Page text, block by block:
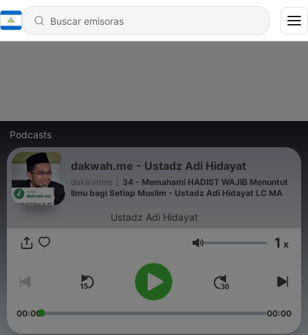
Podcasts
dakwah.me - Ustadz Adi Hidayat
dakwahme
34 - Memahami HADIST WAJIB Menuntut
Ilmu bagi Setiap Muslim - Ustadz Adi Hidayat LC MA
Ustadz Adi Hidayat
Volumen 1 x
00:00 00:00